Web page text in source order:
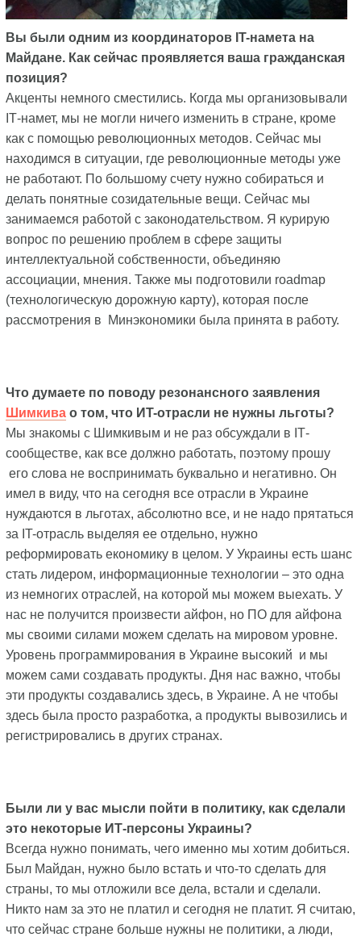
Вы были одним из координаторов IT-намета на
Майдане. Как сейчас проявляется ваша гражданская
позиция?
Акценты немного сместились. Когда мы организовывали
IТ-намет, мы не могли ничего изменить в стране, кроме
как с помощью революционных методов. Сейчас мы
находимся в ситуации, где революционные методы уже
не работают. По большому счету нужно собираться и
делать понятные созидательные вещи. Сейчас мы
занимаемся работой с законодательством. Я курирую
вопрос по решению проблем в сфере защиты
интеллектуальной собственности, объединяю
ассоциации, мнения. Также мы подготовили roadmap
(технологическую дорожную карту), которая после
рассмотрения в Минэкономики была принята в работу.
Что думаете по поводу резонансного заявления
Шимкивао том, что ИT-отрасли не нужны льготы?
Мы знакомы с Шимкивым и не раз обсуждали в IТ-
сообществе, как все должно работать, поэтому прошу
его слова не воспринимать буквально и негативно. Он
имел в виду, что на сегодня все отрасли в Украине
нуждаются в льготах, абсолютно все, и не надо прятаться
за IT-отрасль выделяя ее отдельно, нужно
реформировать економику в целом. У Украины есть шанс
стать лидером, информационные технологии – это одна
из немногих отраслей, на которой мы можем выехать. У
нас не получится произвести айфон, но ПО для айфона
мы своими силами можем сделать на мировом уровне.
Уровень программирования в Украине высокий и мы
можем сами создавать продукты. Дня нас важно, чтобы
эти продукты создавались здесь, в Украине. А не чтобы
здесь была просто разработка, а продукты вывозились и
регистрировались в других странах.
Были ли у вас мысли пойти в политику, как сделали
это некоторые ИТ-персоны Украины?
Всегда нужно понимать, чего именно мы хотим добиться.
Был Майдан, нужно было встать и что-то сделать для
страны, то мы отложили все дела, встали и сделали.
Никто нам за это не платил и сегодня не платит. Я считаю,
что сейчас стране больше нужны не политики, а люди,